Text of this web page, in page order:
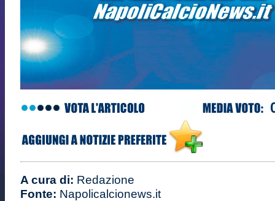
A cura di: Redazione
Fonte: Napolicalcionews.it